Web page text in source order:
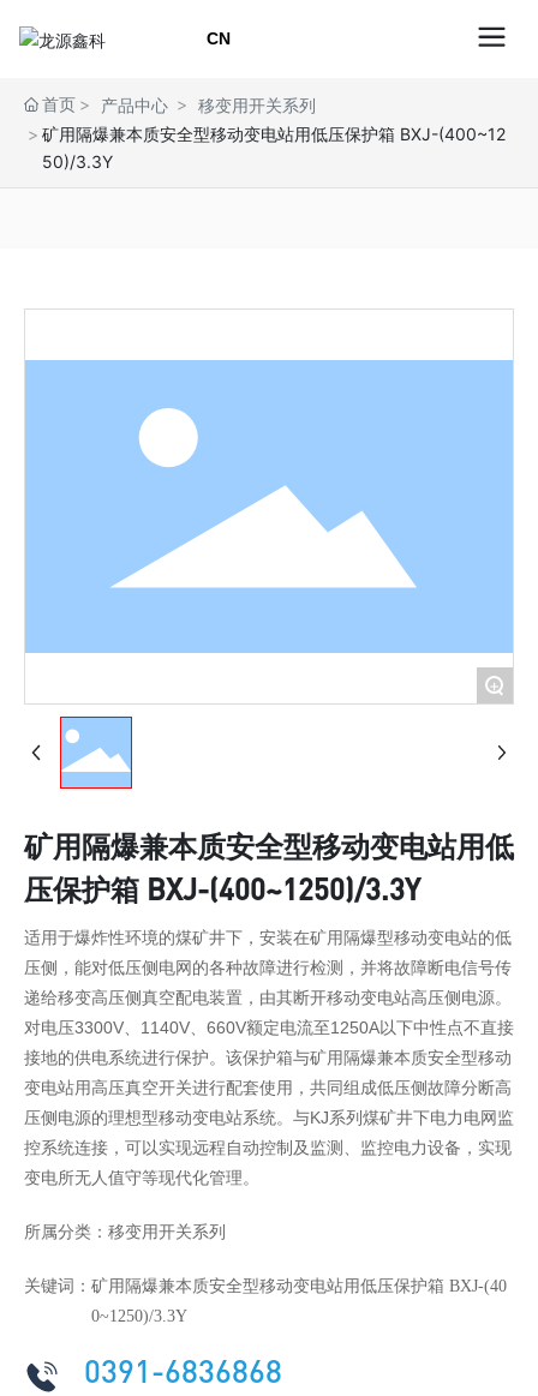
CN
首页 产品中心
移变用开关系列
矿用隔爆兼本质安全型移动变电站用低压保护箱 BXJ-(400~12
50)/3.3Y
+
矿用隔爆兼本质安全型移动变电站用低
压保护箱 BXJ-(400~1250)/3.3Y
适用于爆炸性环境的煤矿井下，安装在矿用隔爆型移动变电站的低
压侧，能对低压侧电网的各种故障进行检测，并将故障断电信号传
递给移变高压侧真空配电装置，由其断开移动变电站高压侧电源。
对电压3300V、1140V、660V额定电流至1250A以下中性点不直接
接地的供电系统进行保护。该保护箱与矿用隔爆兼本质安全型移动
变电站用高压真空开关进行配套使用，共同组成低压侧故障分断高
压侧电源的理想型移动变电站系统。与KJ系列煤矿井下电力电网监
控系统连接，可以实现远程自动控制及监测、监控电力设备，实现
变电所无人值守等现代化管理。
所属分类： 移变用开关系列
关键词： 矿用隔爆兼本质安全型移动变电站用低压保护箱 BXJ-(40
0~1250)/3.3Y
0391-6836868